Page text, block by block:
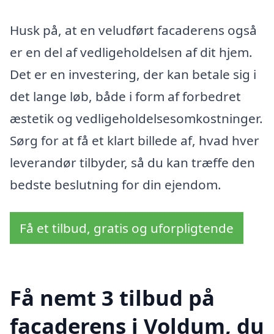
Husk på, at en veludført facaderens også
er en del af vedligeholdelsen af dit hjem.
Det er en investering, der kan betale sig i
det lange løb, både i form af forbedret
æstetik og vedligeholdelsesomkostninger.
Sørg for at få et klart billede af, hvad hver
leverandør tilbyder, så du kan træffe den
bedste beslutning for din ejendom.
Få et tilbud, gratis og uforpligtende
Få nemt 3 tilbud på
facaderens i Voldum, du